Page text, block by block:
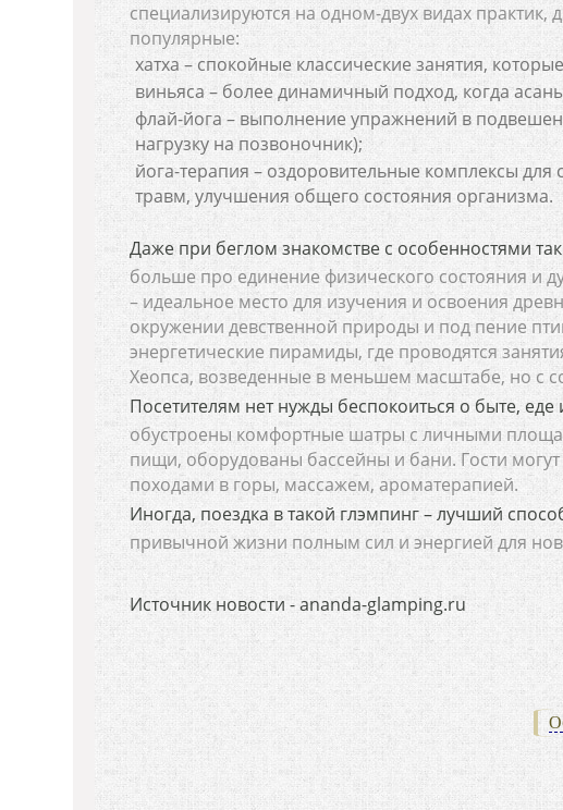
специализируются на одном-двух видах
популярные:
хатха – спокойные классические занятия,
виньяса – более динамичный подход, когда
флай-йога – выполнение упражнений в
нагрузку на позвоночник);
йога-терапия – оздоровительные комплексы для
травм, улучшения общего состояния организма.
Даже при беглом знакомстве с особенностями
больше про единение физического состояния и
– идеальное место для изучения и освоения
окружении девственной природы и под пение
энергетические пирамиды, где проводятся
Хеопса, возведенные в меньшем масштабе, но с
Посетителям нет нужды беспокоиться о быте,
обустроены комфортные шатры с личными
пищи, оборудованы бассейны и бани. Гости
походами в горы, массажем, ароматерапией.
Иногда, поездка в такой глэмпинг – лучший
привычной жизни полным сил и энергией для
Источник новости - ananda-glamping.ru